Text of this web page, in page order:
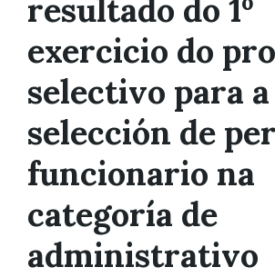
resultado do 1º
exercicio do
selectivo para a
selección de
funcionario na
categoría de
administrativo